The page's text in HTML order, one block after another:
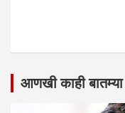
आणखी काही बातम्या